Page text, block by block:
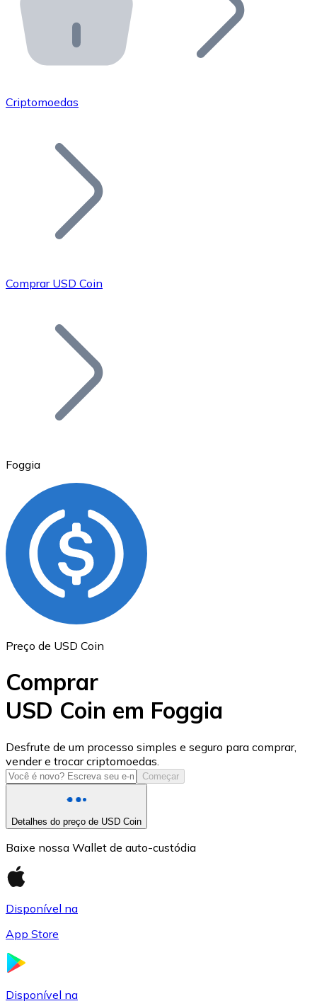
API Bitnovo
Integre nossa API no seu ecossistema.
Junte-se à nossa rede de revendedores e comercialize
Adicione o token do seu projeto ao nosso serviço de
Bitcoin
Ethereum
ETH
USD Coin
USDC
Criptomoedas
Comprar USD Coin
Foggia
Preço de USD Coin
Comprar
USD Coin em Foggia
Desfrute de um processo simples e seguro para comprar,
vender e trocar criptomoedas.
Começar
Detalhes do preço de USD Coin
Baixe nossa Wallet de auto-custódia
Disponível na
App Store
Disponível na